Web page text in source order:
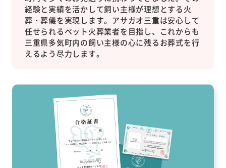
経験と実績を活かして飼い主様が理想とする火
葬・葬儀を実現します。アサガオ三重は安心して
任せられるペット火葬業者を目指し、これからも
三重県多気町内の飼い主様の心に残るお葬式を行
えるよう尽力します。